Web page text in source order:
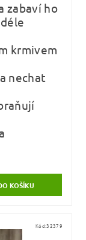
zabaví ho
krmivem
nechat
Kód:32379